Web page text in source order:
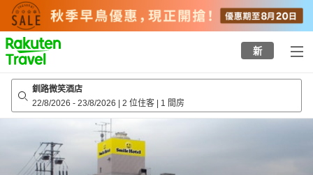
to
top
page
新
釧路微笑酒店
22/8/2026 - 23/8/2026 | 2 位住客 | 1 間房